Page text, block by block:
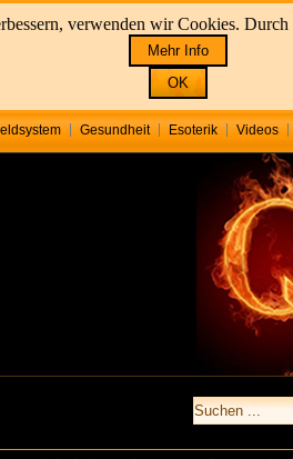
verwenden wir Cookies.
Mehr Info
OK
Gesundheit Esoterik Videos